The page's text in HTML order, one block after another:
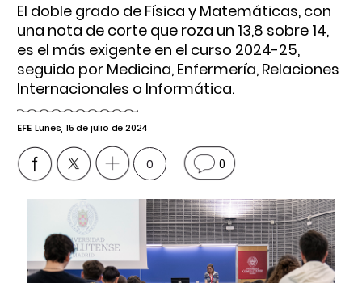
El doble grado de Física y Matemáticas, con
una nota de corte que roza un 13,8 sobre 14,
es el más exigente en el curso 2024-25,
seguido por Medicina, Enfermería, Relaciones
Internacionales o Informática.
EFE Lunes, 15 de julio de 2024
0 0